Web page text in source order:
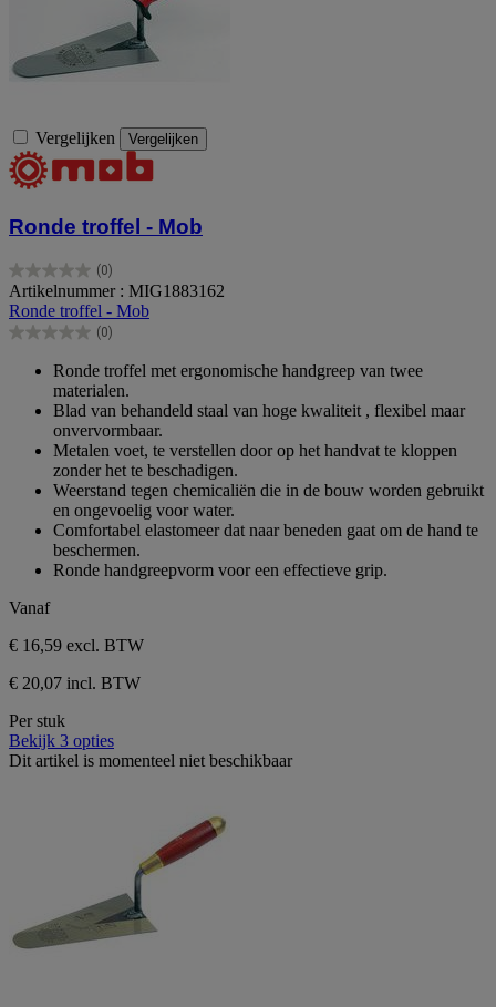
Vergelijken Vergelijken
Ronde troffel - Mob
(0)
0.0
van
de
5
Artikelnummer : MIG1883162
Ronde troffel - Mob
(0)
0.0
sterren.
Ronde troffel met ergonomische handgreep van twee
materialen.
Blad van behandeld staal van hoge kwaliteit , flexibel maar
onvervormbaar.
Metalen voet, te verstellen door op het handvat te kloppen
zonder het te beschadigen.
Weerstand tegen chemicaliën die in de bouw worden gebruikt
en ongevoelig voor water.
Comfortabel elastomeer dat naar beneden gaat om de hand te
beschermen.
Ronde handgreepvorm voor een effectieve grip.
Vanaf
€ 16,59 excl. BTW
€ 20,07 incl. BTW
Per stuk
Bekijk 3 opties
Dit artikel is momenteel niet beschikbaar